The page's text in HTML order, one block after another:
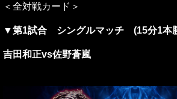
＜全対戦カード＞
▼第1試合 シングルマッチ (15分1本
吉田和正vs佐野蒼嵐